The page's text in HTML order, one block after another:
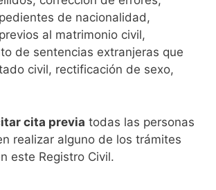
de nacionalidad,
al matrimonio civil,
de sentencias extranjeras que
civil, rectificación de sexo,
cita previa todas las personas
realizar alguno de los trámites
este Registro Civil.​